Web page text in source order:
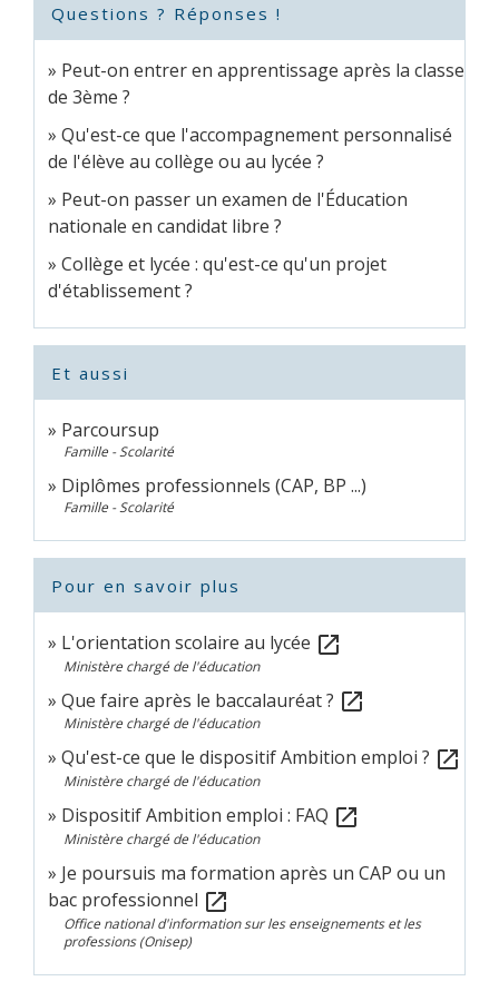
Questions ? Réponses !
Peut-on entrer en apprentissage après la classe
de 3ème ?
Qu'est-ce que l'accompagnement personnalisé
de l'élève au collège ou au lycée ?
Peut-on passer un examen de l'Éducation
nationale en candidat libre ?
Collège et lycée : qu'est-ce qu'un projet
d'établissement ?
Et aussi
Parcoursup
Famille - Scolarité
Diplômes professionnels (CAP, BP ...)
Famille - Scolarité
Pour en savoir plus
L'orientation scolaire au lycée open_in_new
Ministère chargé de l'éducation
Que faire après le baccalauréat ? open_in_new
Ministère chargé de l'éducation
Qu'est-ce que le dispositif Ambition emploi ? open_in_new
Ministère chargé de l'éducation
Dispositif Ambition emploi : FAQ open_in_new
Ministère chargé de l'éducation
Je poursuis ma formation après un CAP ou un
bac professionnel open_in_new
Office national d'information sur les enseignements et les
professions (Onisep)